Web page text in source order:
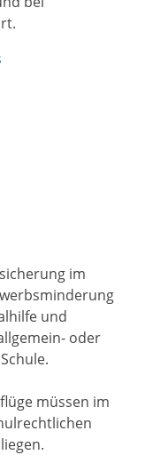
im
und
oder
müssen im